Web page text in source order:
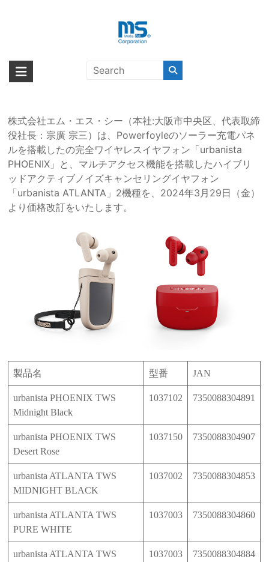
海外輸入ブランド商品｜株式会社
海外事業部が取り揃えている海外輸入商品には、日本では珍しい「海外ブ
ランド」をはじめ「ユニークな商品」「機能的な商品」「コストパフォー
「urbanista ATLANTA」2機種の価
株式会社エム・エス・シー（本社:大阪市中央区、代表取締
役社長：宗廣 宗三）は、Powerfoyleのソーラー充電パネ
ルを搭載したの完全ワイヤレスイヤフォン「urbanista
PHOENIX」と、マルチアクセス機能を搭載したハイブリ
ッドアクティブノイズキャンセリングイヤフォン
「urbanista ATLANTA」2機種を、2024年3月29日（金）
より価格改訂をいたします。
製品名 型番 JAN
urbanista PHOENIX TWS
Midnight Black
1037102 7350088304891
urbanista PHOENIX TWS
Desert Rose
1037150 7350088304907
urbanista ATLANTA TWS
MIDNIGHT BLACK
1037002 7350088304853
urbanista ATLANTA TWS
PURE WHITE
1037003 7350088304860
urbanista ATLANTA TWS
1037003 7350088304884